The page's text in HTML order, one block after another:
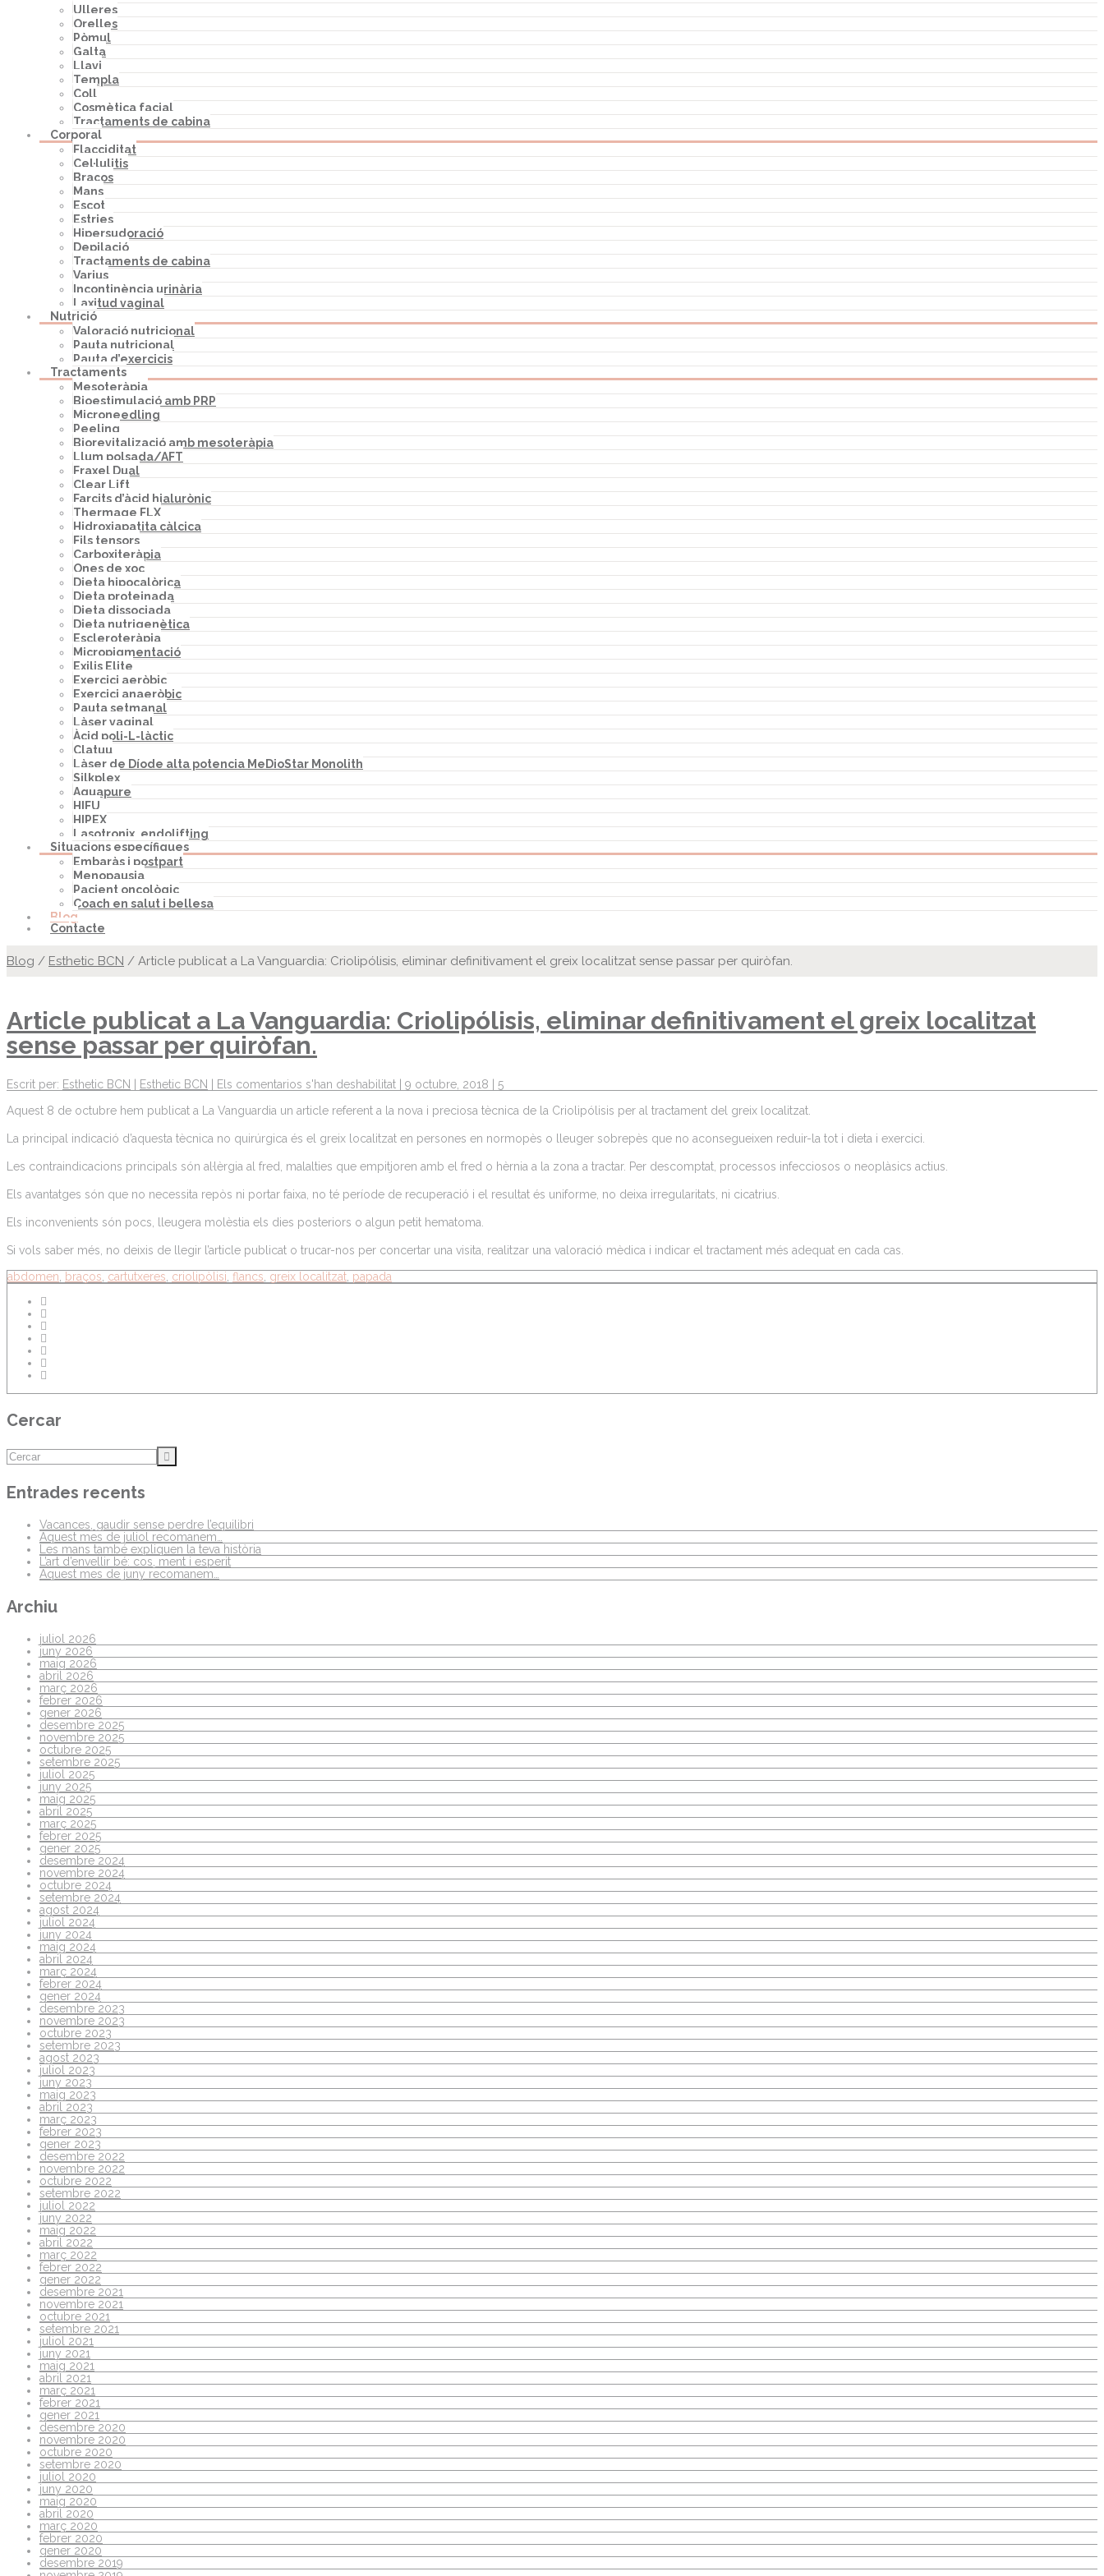
Ulleres
Orelles
Pòmul
Galta
Llavi
Templa
Coll
Cosmètica facial
Tractaments de cabina
Corporal
Flacciditat
Cel·lulitis
Braços
Mans
Escot
Estries
Hipersudoració
Depilació
Tractaments de cabina
Varius
Incontinència urinària
Laxitud vaginal
Nutrició
Valoració nutricional
Pauta nutricional
Pauta d’exercicis
Tractaments
Mesoteràpia
Bioestimulació amb PRP
Microneedling
Peeling
Biorevitalizació amb mesoteràpia
Llum polsada/AFT
Fraxel Dual
Clear Lift
Farcits d’àcid hialurònic
Thermage FLX
Hidroxiapatita càlcica
Fils tensors
Carboxiteràpia
Ones de xoc
Dieta hipocalòrica
Dieta proteinada
Dieta dissociada
Dieta nutrigenètica
Escleroteràpia
Micropigmentació
Exilis Elite
Exercici aeròbic
Exercici anaeròbic
Pauta setmanal
Làser vaginal
Àcid poli-L-làctic
Clatuu
Làser de Díode alta potencia MeDioStar Monolith
Silkplex
Aquapure
HIFU
HIPEX
Lasotronix, endolifting
Situacions específiques
Embaràs i postpart
Menopausia
Pacient oncològic
Coach en salut i bellesa
Blog
Contacte
Blog / Esthetic BCN / Article publicat a La Vanguardia: Criolipólisis, eliminar definitivament el greix localitzat sense passar per quiròfan.
Article publicat a La Vanguardia: Criolipólisis, eliminar definitivament el greix localitzat
sense passar per quiròfan.
Escrit per: Esthetic BCN Esthetic BCN Els comentarios s'han deshabilitat 9 octubre, 2018
5
Aquest 8 de octubre hem publicat a La Vanguardia un article referent a la nova i preciosa tècnica de la Criolipólisis per al tractament del greix localitzat.
La principal indicació d’aquesta tècnica no quirúrgica és el greix localitzat en persones en normopès o lleuger sobrepès que no aconsegueixen reduir-la tot i dieta i exercici.
Les contraindicacions principals són al·lèrgia al fred, malalties que empitjoren amb el fred o hèrnia a la zona a tractar. Per descomptat, processos infecciosos o neoplàsics actius.
Els avantatges són que no necessita repòs ni portar faixa, no té període de recuperació i el resultat és uniforme, no deixa irregularitats, ni cicatrius.
Els inconvenients són pocs, lleugera molèstia els dies posteriors o algun petit hematoma.
Si vols saber més, no deixis de llegir l’article publicat o trucar-nos per concertar una visita, realitzar una valoració mèdica i indicar el tractament més adequat en cada cas.
abdomen
braços cartutxeres criolipòlisi flancs greix localitzat papada
Cercar
Entrades recents
Vacances, gaudir sense perdre l’equilibri
Aquest mes de juliol recomanem…
Les mans també expliquen la teva història
L’art d’envellir bé: cos, ment i esperit
Aquest mes de juny recomanem…
Archiu
juliol 2026
juny 2026
maig 2026
abril 2026
març 2026
febrer 2026
gener 2026
desembre 2025
novembre 2025
octubre 2025
setembre 2025
juliol 2025
juny 2025
maig 2025
abril 2025
març 2025
febrer 2025
gener 2025
desembre 2024
novembre 2024
octubre 2024
setembre 2024
agost 2024
juliol 2024
juny 2024
maig 2024
abril 2024
març 2024
febrer 2024
gener 2024
desembre 2023
novembre 2023
octubre 2023
setembre 2023
agost 2023
juliol 2023
juny 2023
maig 2023
abril 2023
març 2023
febrer 2023
gener 2023
desembre 2022
novembre 2022
octubre 2022
setembre 2022
juliol 2022
juny 2022
maig 2022
abril 2022
març 2022
febrer 2022
gener 2022
desembre 2021
novembre 2021
octubre 2021
setembre 2021
juliol 2021
juny 2021
maig 2021
abril 2021
març 2021
febrer 2021
gener 2021
desembre 2020
novembre 2020
octubre 2020
setembre 2020
juliol 2020
juny 2020
maig 2020
abril 2020
març 2020
febrer 2020
gener 2020
desembre 2019